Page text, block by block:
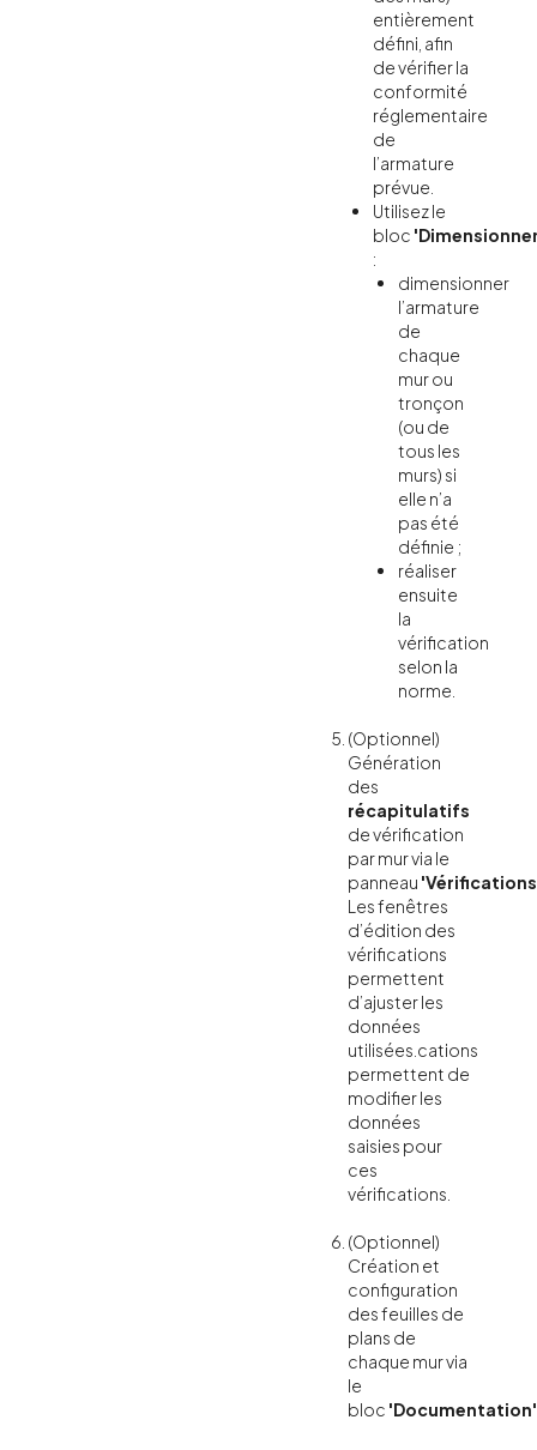
entièrement
défini, afin
de vérifier la
conformité
réglementaire
de
l’armature
prévue.
Utilisez le
bloc
:
dimensionner
l’armature
de
chaque
mur ou
tronçon
(ou de
tous les
murs) si
elle n’a
pas été
définie ;
réaliser
ensuite
la
vérification
selon la
norme.
(Optionnel)
Génération
des
récapitulatifs
de vérification
par mur via le
panneau
Les fenêtres
d’édition des
vérifications
permettent
d’ajuster les
données
utilisées.cations
permettent de
modifier les
données
saisies pour
ces
vérifications.
(Optionnel)
Création et
configuration
des feuilles de
plans de
chaque mur via
le
bloc 'Documentation'